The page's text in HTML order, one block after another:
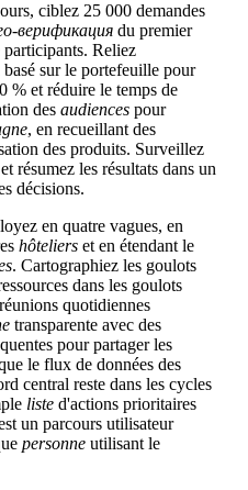
ciblez 25 000 demandes
верификация du premier
participants. Reliez
sur le portefeuille pour
% et réduire le temps de
des audiences pour
, en recueillant des
des produits. Surveillez
résumez les résultats dans un
décisions.
en quatre vagues, en
hôteliers et en étendant le
. Cartographiez les goulots
dans les goulots
quotidiennes
transparente avec des
pour partager les
le flux de données des
central reste dans les cycles
liste d'actions prioritaires
un parcours utilisateur
personne utilisant le